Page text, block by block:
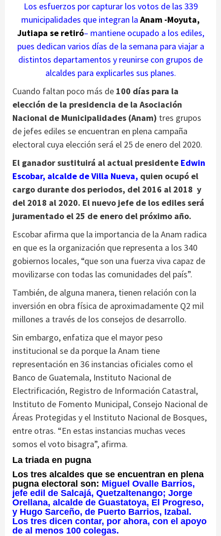
Los esfuerzos por capturar los votos de las 339
municipalidades que integran la Anam -Moyuta,
Jutiapa se retiró– mantiene ocupado a los ediles,
pues dedican varios días de la semana para viajar a
distintos departamentos y reunirse con grupos de
alcaldes para explicarles sus planes.
Cuando faltan poco más de 100 días para la
elección de la presidencia de la Asociación
Nacional de Municipalidades (Anam) tres grupos
de jefes ediles se encuentran en plena campaña
electoral cuya elección será el 25 de enero del 2020.
El ganador sustituirá al actual presidente Edwin
Escobar, alcalde de Villa Nueva, quien ocupó el
cargo durante dos periodos, del 2016 al 2018 y
del 2018 al 2020. El nuevo jefe de los ediles será
juramentado el 25 de enero del próximo año.
Escobar afirma que la importancia de la Anam radica
en que es la organización que representa a los 340
gobiernos locales, “que son una fuerza viva capaz de
movilizarse con todas las comunidades del país”.
También, de alguna manera, tienen relación con la
inversión en obra física de aproximadamente Q2 mil
millones a través de los consejos de desarrollo.
Sin embargo, enfatiza que el mayor peso
institucional se da porque la Anam tiene
representación en 36 instancias oficiales como el
Banco de Guatemala, Instituto Nacional de
Electrificación, Registro de Información Catastral,
Instituto de Fomento Municipal, Consejo Nacional de
Áreas Protegidas y el Instituto Nacional de Bosques,
entre otras. “En estas instancias muchas veces
somos el voto bisagra”, afirma.
La triada en pugna
Los tres alcaldes que se encuentran en plena
pugna electoral son: Miguel Ovalle Barrios,
jefe edil de Salcajá, Quetzaltenango; Jorge
Orellana, alcalde de Guastatoya, El Progreso,
y Hugo Sarceño, de Puerto Barrios, Izabal.
Los tres dicen contar, por ahora, con el apoyo
de al menos 100 colegas.